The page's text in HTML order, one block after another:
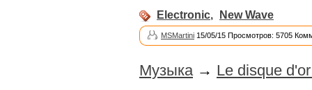
Electronic, New Wave
MSMartini 15/05/15 Просмотров: 5705
Музыка→ Le disque